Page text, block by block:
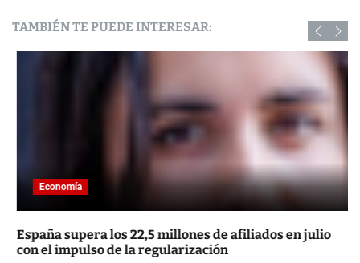
TAMBIÉN TE PUEDE INTERESAR:
Economía
España supera los 22,5 millones de afiliados en julio
con el impulso de la regularización